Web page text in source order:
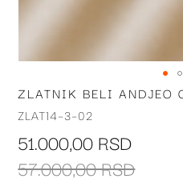
Skip
the
beginning
the
ZLATNIK BELI ANDJEO
ZLAT14-3-02
51.000,00 RSD
57.000,00 RSD